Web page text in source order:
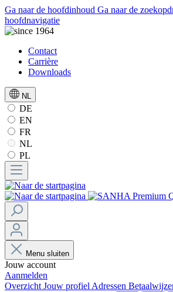
Ga naar de hoofdinhoud Ga naar de
hoofdnavigatie
Contact
Carrière
Downloads
NL
DE
EN
FR
NL
PL
Menu sluiten
Jouw account
Aanmelden
Overzicht Jouw profiel Adressen